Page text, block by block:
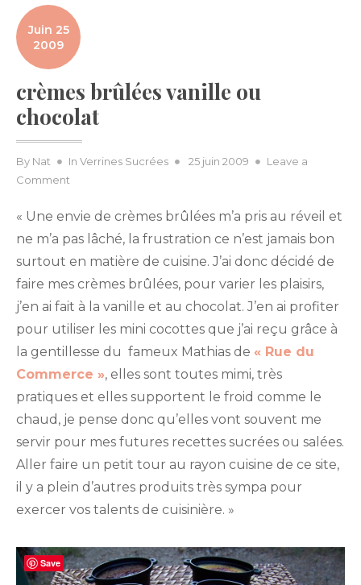
Juin 25
2009
crèmes brûlées vanille ou
chocolat
By Nat In Verrines Sucrées
Posted
25 juin 2009
Leave a
Comment
brûlées
vanille
« Une envie de crèmes brûlées m’a pris au réveil et
ne m’a pas lâché, la frustration ce n’est jamais bon
surtout en matière de cuisine. J’ai donc décidé de
faire mes crèmes brûlées, pour varier les plaisirs,
j’en ai fait à la vanille et au chocolat. J’en ai profiter
pour utiliser les mini cocottes que j’ai reçu grâce à
la gentillesse du fameux Mathias de « Rue du
Commerce », elles sont toutes mimi, très
pratiques et elles supportent le froid comme le
chaud, je pense donc qu’elles vont souvent me
servir pour mes futures recettes sucrées ou salées.
Aller faire un petit tour au rayon cuisine de ce site,
il y a plein d’autres produits très sympa pour
exercer vos talents de cuisinière. »
Save